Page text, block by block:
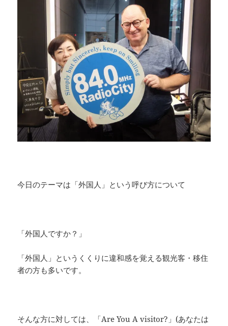
今日のテーマは「外国人」という呼び方について
「外国人ですか？」
「外国人」というくくりに違和感を覚える観光客・移住
者の方も多いです。
そんな方に対しては、「Are You A visitor?」(あなたは